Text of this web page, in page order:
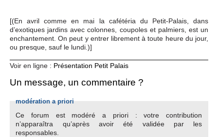
[(En avril comme en mai la cafétéria du Petit-Palais, dans
d’exotiques jardins avec colonnes, coupoles et palmiers, est un
enchantement. On peut y entrer librement à toute heure du jour,
ou presque, sauf le lundi.)]
Voir en ligne : Présentation Petit Palais
Un message, un commentaire ?
modération a priori
Ce forum est modéré a priori : votre contribution
n’apparaîtra qu’après avoir été validée par les
responsables.